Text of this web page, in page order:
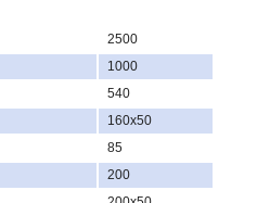
2500
1000
540
160х50
85
200